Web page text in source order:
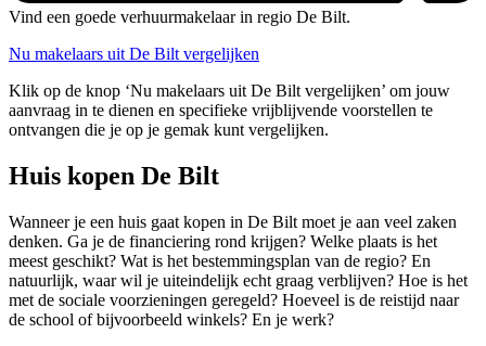
Vind een goede verhuurmakelaar in regio De Bilt.
Nu makelaars uit De Bilt vergelijken
Klik op de knop ‘Nu makelaars uit De Bilt vergelijken’ om jouw
aanvraag in te dienen en specifieke vrijblijvende voorstellen te
ontvangen die je op je gemak kunt vergelijken.
Huis kopen De Bilt
Wanneer je een huis gaat kopen in De Bilt moet je aan veel zaken
denken. Ga je de financiering rond krijgen? Welke plaats is het
meest geschikt? Wat is het bestemmingsplan van de regio? En
natuurlijk, waar wil je uiteindelijk echt graag verblijven? Hoe is het
met de sociale voorzieningen geregeld? Hoeveel is de reistijd naar
de school of bijvoorbeeld winkels? En je werk?